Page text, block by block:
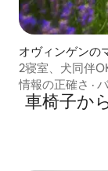
オヴィンゲンの
2寝室、犬同伴
情報の正確さ ·
車椅子か